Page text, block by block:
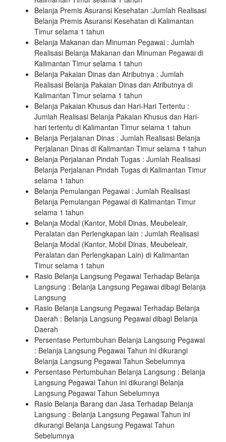
Belanja Premis Asuransi Kesehatan :Jumlah Realisasi
Belanja Premis Asuransi Kesehatan di Kalimantan
Timur selama 1 tahun
Belanja Makanan dan Minuman Pegawai : Jumlah
Realisasi Belanja Makanan dan Minuman Pegawai di
Kalimantan Timur selama 1 tahun
Belanja Pakaian Dinas dan Atributnya : Jumlah
Realisasi Belanja Pakaian Dinas dan Atributnya di
Kalimantan Timur selama 1 tahun
Belanja Pakaian Khusus dan Hari-Hari Tertentu :
Jumlah Realisasi Belanja Pakaian Khusus dan Hari-
hari tertentu di Kalimantan Timur selama 1 tahun
Belanja Perjalanan Dinas : Jumlah Realisasi Belanja
Perjalanan Dinas di Kalimantan Timur selama 1 tahun
Belanja Perjalanan Pindah Tugas : Jumlah Realisasi
Belanja Perjalanan Pindah Tugas di Kalimantan Timur
selama 1 tahun
Belanja Pemulangan Pegawai : Jumlah Realisasi
Belanja Pemulangan Pegawai di Kalimantan Timur
selama 1 tahun
Belanja Modal (Kantor, Mobil Dinas, Meubeleair,
Peralatan dan Perlengkapan lain : Jumlah Realisasi
Belanja Modal (Kantor, Mobil Dinas, Meubeleair,
Peralatan dan Perlengkapan Lain) di Kalimantan
Timur selama 1 tahun
Rasio Belanja Langsung Pegawai Terhadap Belanja
Langsung : Belanja Langsung Pegawai dibagi Belanja
Langsung
Rasio Belanja Langsung Pegawai Terhadap Belanja
Daerah : Belanja Langsung Pegawai dibagi Belanja
Daerah
Persentase Pertumbuhan Belanja Langsung Pegawai
: Belanja Langsung Pegawai Tahun ini dikurangi
Belanja Langsung Pegawai Tahun Sebelumnya
Persentase Pertumbuhan Belanja Langsung : Belanja
Langsung Pegawai Tahun ini dikurangi Belanja
Langsung Pegawai Tahun Sebelumnya
Rasio Belanja Barang dan Jasa Terhadap Belanja
Langsung : Belanja Langsung Pegawai Tahun ini
dikurangi Belanja Langsung Pegawai Tahun
Sebelumnya